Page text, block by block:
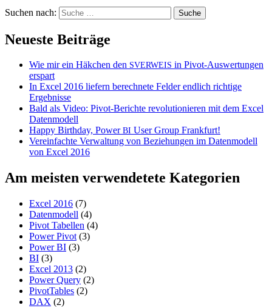
Suchen nach:
Neueste Beiträge
Wie mir ein Häkchen den SVERWEIS in Pivot-Auswertungen
erspart
In Excel 2016 liefern berechnete Felder endlich richtige
Ergebnisse
Bald als Video: Pivot-Berichte revolutionieren mit dem Excel
Datenmodell
Happy Birthday, PowerBI User Group Frankfurt!
Vereinfachte Verwaltung von Beziehungen im Datenmodell
von Excel 2016
Am meisten verwendetete Kategorien
Excel 2016 (7)
Datenmodell (4)
Pivot Tabellen (4)
Power Pivot (3)
Power BI (3)
BI (3)
Excel 2013 (2)
Power Query (2)
PivotTables (2)
DAX (2)